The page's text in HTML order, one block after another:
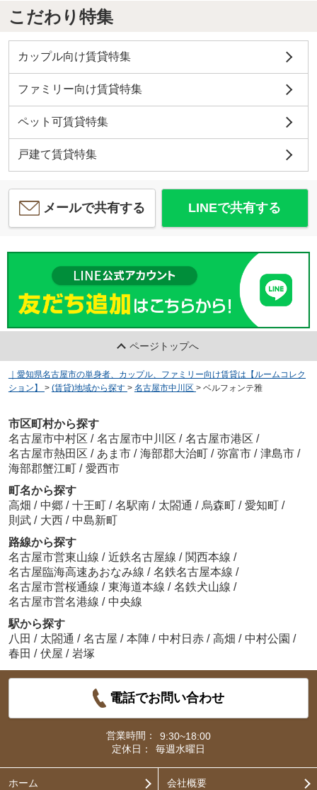
こだわり特集
カップル向け賃貸特集
ファミリー向け賃貸特集
ペット可賃貸特集
戸建て賃貸特集
メールで共有する LINEで共有する
ページトップへ
｜愛知県名古屋市の単身者、カップル、ファミリー向け賃貸は【ルームコレク
ション】
> (賃貸)地域から探す > 名古屋市中川区 > ベルフォンテ雅
市区町村から探す
名古屋市中村区 / 名古屋市中川区 / 名古屋市港区 /
名古屋市熱田区 / あま市 / 海部郡大治町 / 弥富市 / 津島市 /
海部郡蟹江町 / 愛西市
町名から探す
高畑 / 中郷 / 十王町 / 名駅南 / 太閤通 / 烏森町 / 愛知町 /
則武 / 大西 / 中島新町
路線から探す
名古屋市営東山線 / 近鉄名古屋線 / 関西本線 /
名古屋臨海高速あおなみ線 / 名鉄名古屋本線 /
名古屋市営桜通線 / 東海道本線 / 名鉄犬山線 /
名古屋市営名港線 / 中央線
駅から探す
八田 / 太閤通 / 名古屋 / 本陣 / 中村日赤 / 高畑 / 中村公園 /
春田 / 伏屋 / 岩塚
電話でお問い合わせ
営業時間：
9:30~18:00
定休日：
毎週水曜日
ホーム 会社概要